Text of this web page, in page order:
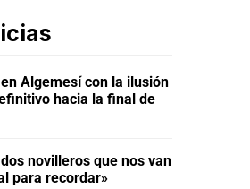
Algemesí con la ilusión
hacia la final de
novilleros que nos van
para recordar»